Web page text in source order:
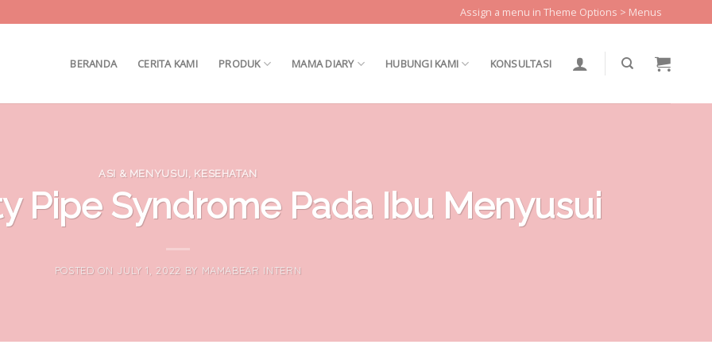
Assign a menu in Theme Options > Menus
BERANDA CERITA KAMI PRODUK MAMA DIARY HUBUNGI KAMI KONSULTASI
ASI & MENYUSUI KESEHATAN
Pipe Syndrome Pada Ibu Menyusui
POSTED ON JULY 1, 2022 BY MAMABEAR INTERN